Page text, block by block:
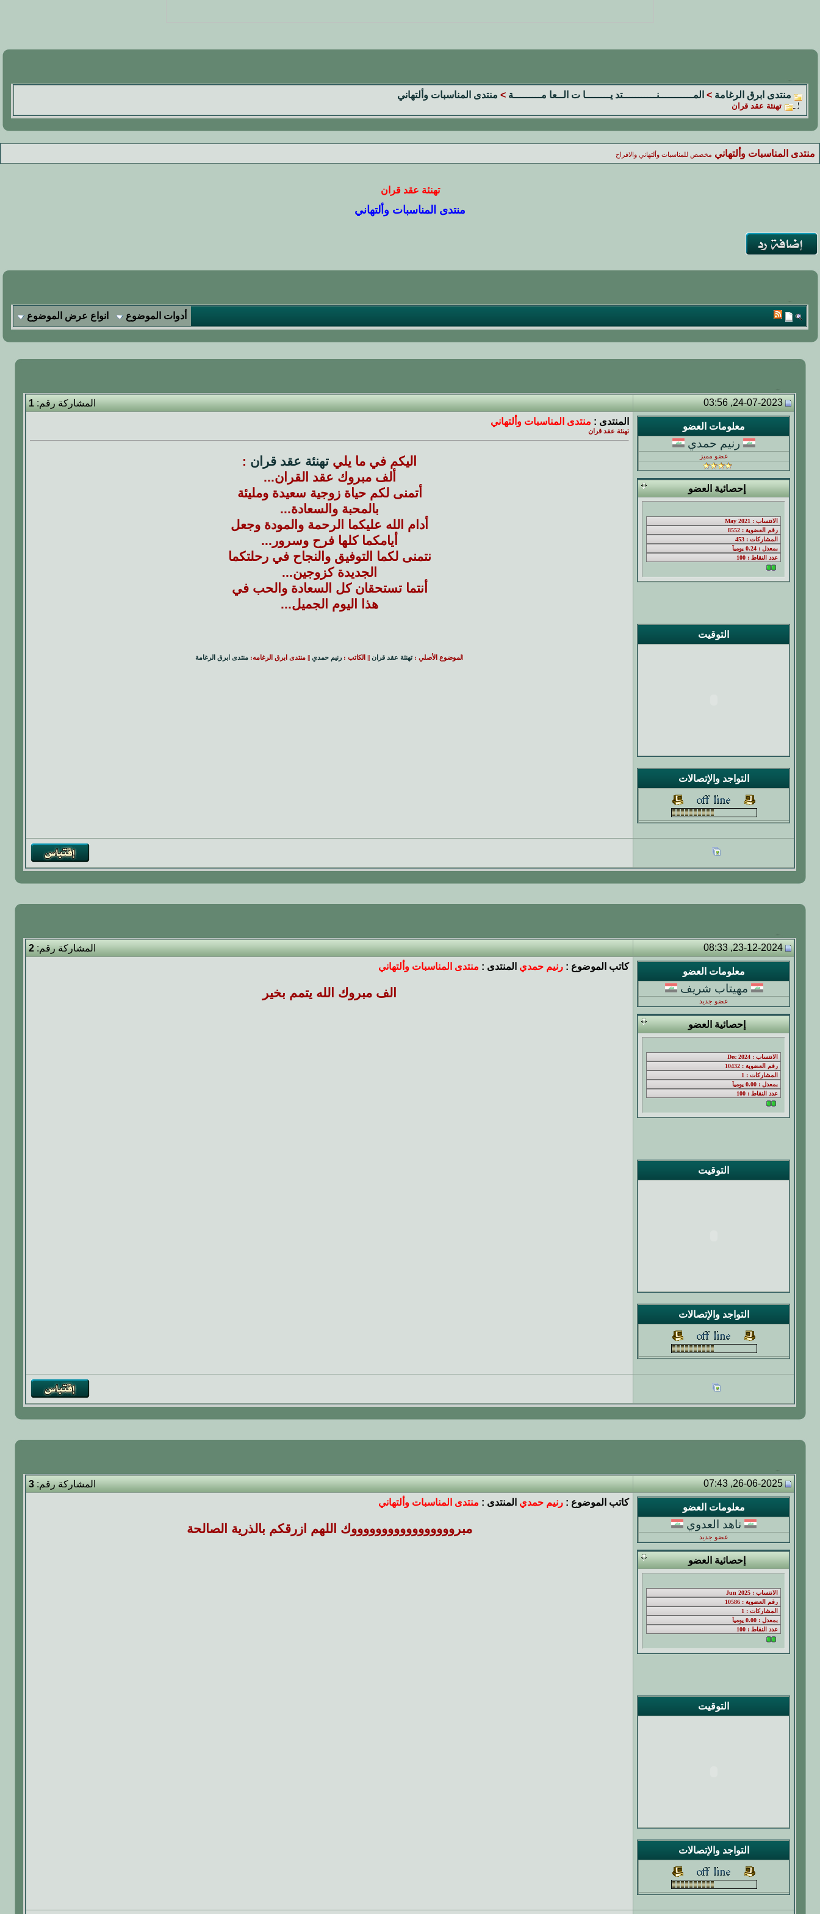
منتدى ابرق الرغامة > المـــــــــــنـــــــــــتد يــــــــا ت الــعا مـــــــــة > منتدى المناسبات وألتهاني
تهنئة عقد قران
منتدى المناسبات وألتهاني مخصص للمناسبات وألتهاني والافراح
تهنئة عقد قران
منتدى المناسبات وألتهاني
أدوات الموضوع انواع عرض الموضوع
24-07-2023, 03:56 المشاركة رقم:1
معلومات العضو
رنيم حمدي
عضو مميز
إحصائية العضو
التوقيت
التواجد والإتصالات
المنتدى : منتدى المناسبات وألتهاني
تهنئة عقد قران
اليكم في ما يلي تهنئة عقد قران :
ألف مبروك عقد القران...
أتمنى لكم حياة زوجية سعيدة ومليئة
بالمحبة والسعادة...
أدام الله عليكما الرحمة والمودة وجعل
أيامكما كلها فرح وسرور...
نتمنى لكما التوفيق والنجاح في رحلتكما
الجديدة كزوجين...
أنتما تستحقان كل السعادة والحب في
هذا اليوم الجميل...
لموضوع الأصلي :تهنئة عقد قران || الكاتب : رنيم حمدي || منتدى ابرق الرغامه: منتدى ابرق الرغامة
23-12-2024, 08:33 المشاركة رقم:2
معلومات العضو
مهيتاب شريف
عضو جديد
إحصائية العضو
التوقيت
التواجد والإتصالات
كاتب الموضوع : رنيم حمدي المنتدى : منتدى المناسبات وألتهاني
الف مبروك الله يتمم بخير
26-06-2025, 07:43 المشاركة رقم:3
معلومات العضو
ناهد العدوي
عضو جديد
إحصائية العضو
التوقيت
التواجد والإتصالات
كاتب الموضوع : رنيم حمدي المنتدى : منتدى المناسبات وألتهاني
مبروووووووووووووووووك اللهم ازرقكم بالذرية الصالحة